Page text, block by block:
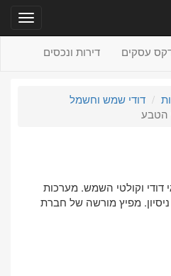
עסקים דירות ונכסים
דודי שמש וחשמל
הטבע
דודי וקולטי השמש. מערכות
42 שנות ניסיון. מפיץ מורשה של חברת